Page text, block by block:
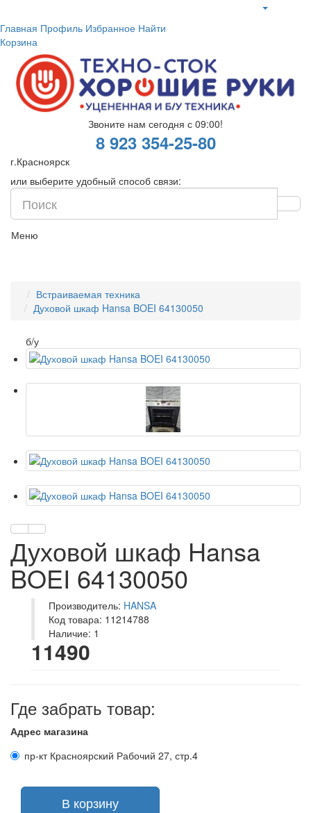
Главная Профиль Избранное Найти
Корзина
Звоните нам сегодня с 09:00!
8 923 354-25-80
г.Красноярск
или выберите удобный способ связи:
Меню
Встраиваемая техника
Духовой шкаф Hansa BOEI 64130050
б/у
Духовой шкаф Hansa
BOEI 64130050
Производитель: HANSA
Код товара: 11214788
Наличие: 1
11490
Где забрать товар:
Адрес магазина
пр-кт Красноярский Рабочий 27, стр.4
В корзину